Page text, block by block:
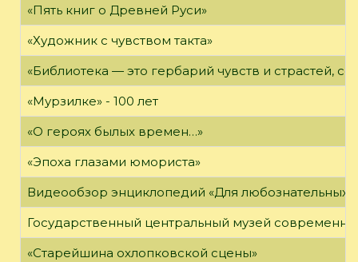
«Пять книг о Древней Руси»
«Художник с чувством такта»
«Библиотека — это гербарий чувств и страстей,
«Мурзилке» - 100 лет
«О героях былых времен…»
«Эпоха глазами юмориста»
Видеообзор энциклопедий «Для любознательных»
Государственный центральный музей
«Старейшина охлопковской сцены»